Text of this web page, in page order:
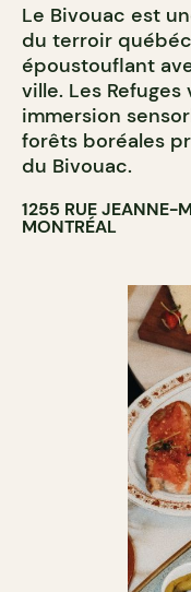
Le Bivouac est
du terroir
époustouflant
ville. Les
immersion
forêts boréales
du Bivouac.
1255 RUE JEANNE-
MONTRÉAL